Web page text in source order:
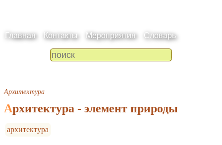
Главная Контакты Мероприятия Словарь
Архитектура
Архитектура - элемент природы
архитектура